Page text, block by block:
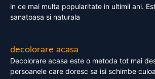
in ce mai multa popularitate in ultimii ani.
sanatoasa si naturala
decolorare acasa
Decolorare acasa este o metoda tot mai
persoanele care doresc sa isi schimbe